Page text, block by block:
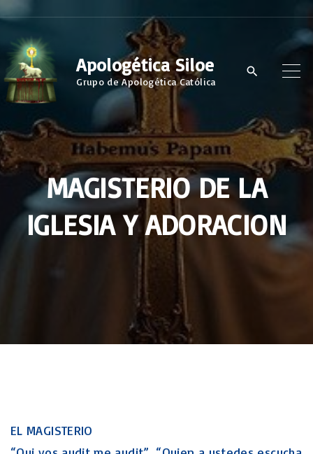
S
p
c
o
Apologética Siloe
Grupo de Apologética Católica
MAGISTERIO DE LA
IGLESIA Y ADORACION
EL MAGISTERIO